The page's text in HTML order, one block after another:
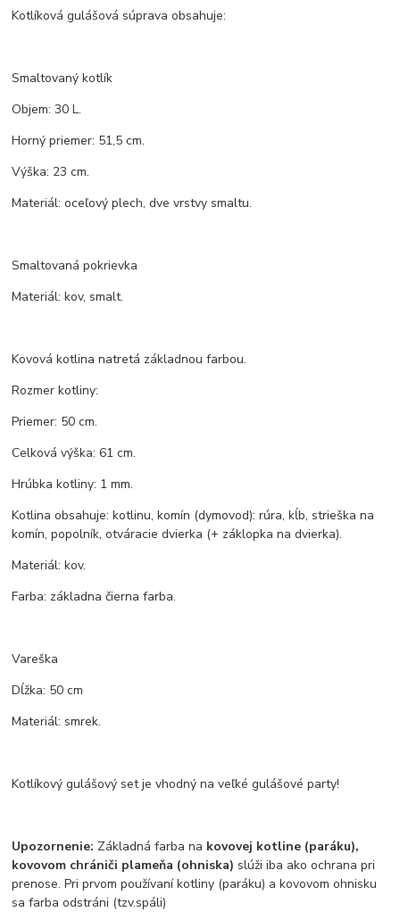
Kotlíková gulášová súprava obsahuje:
Smaltovaný kotlík
Objem: 30 L.
Horný priemer: 51,5 cm.
Výška: 23 cm.
Materiál: oceľový plech, dve vrstvy smaltu.
Smaltovaná pokrievka
Materiál: kov, smalt.
Kovová kotlina natretá základnou farbou.
Rozmer kotliny:
Priemer: 50 cm.
Celková výška: 61 cm.
Hrúbka kotliny: 1 mm.
Kotlina obsahuje: kotlinu, komín (dymovod): rúra, kĺb, strieška na
komín, popolník, otváracie dvierka (+ záklopka na dvierka).
Materiál: kov.
Farba: základna čierna farba.
Vareška
Dĺžka: 50 cm
Materiál: smrek.
Kotlíkový gulášový set je vhodný na veľké gulášové party!
Upozornenie: Základná farba na kovovej kotline (paráku),
kovovom chrániči plameňa (ohniska) slúži iba ako ochrana pri
prenose. Pri prvom používaní kotliny (paráku) a kovovom ohnisku
sa farba odstráni (tzv.spáli)